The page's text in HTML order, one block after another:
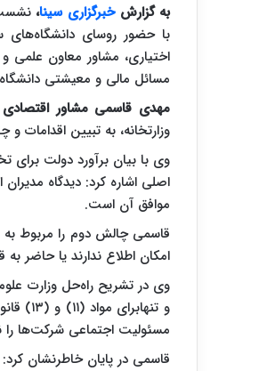
به گزارش خبرگزاری سینا،
با حضور روسای دانشگاه‌های
اختیاری، مشاور معاون علمی
مسائل مالی و معیشتی
مهدی قاسمی مشاور اقتصادی
وزارتخانه، به تبیین
اصلی اشاره کرد: دیدگاه
موافق آن است.
قاسمی چالش دوم را مربوط به
امکان اطلاع ندارند یا حاضر
وی در تشریح راه‌حل وزارت
مسئولیت اجتماعی شرکت‌ها را
قاسمی در پایان خاطرنشان کرد: خوشبختانه ما